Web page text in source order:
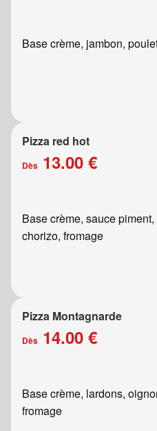
Base crème, jambon,
Pizza red hot
Dès 13.00 €
Base crème, sauce
chorizo, fromage
Pizza Montagnarde
Dès 14.00 €
Base crème, lardons,
fromage